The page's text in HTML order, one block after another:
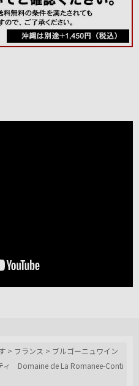
> フランス > ブルゴーニュワイン
ィ Domaine de La Romanee-Conti